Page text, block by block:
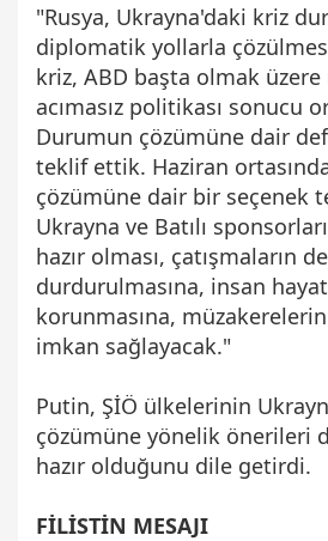
"Rusya, Ukrayna'daki kriz
diplomatik yollarla
kriz, ABD başta olmak
acımasız politikası sonucu
Durumun çözümüne dair
teklif ettik. Haziran
çözümüne dair bir seçenek
Ukrayna ve Batılı
hazır olması, çatışmaların
durdurulmasına, insan
korunmasına,
imkan sağlayacak."
Putin, ŞİÖ ülkelerinin
çözümüne yönelik önerileri
hazır olduğunu dile getirdi.
FİLİSTİN MESAJI